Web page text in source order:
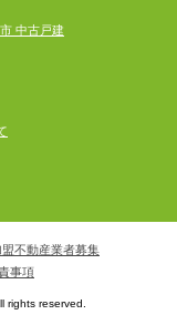
中古戸建
盟不動産業者募集
事項
rights reserved.